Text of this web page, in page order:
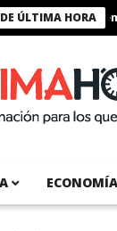
ÚLTIMA HORA
a
ECONOMÍA